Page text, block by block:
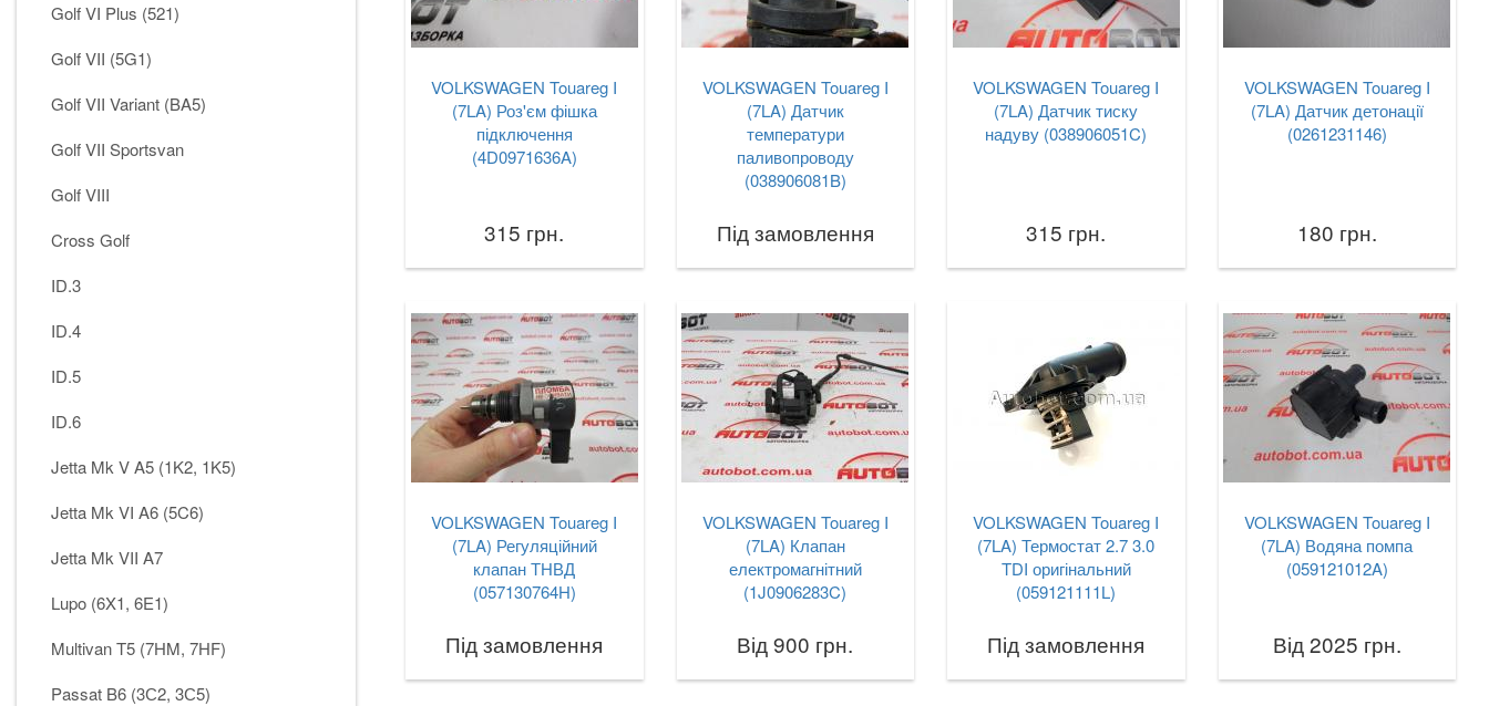
Golf VI Plus (521)
Golf VII (5G1)
Golf VII Variant (BA5)
Golf VII Sportsvan
Golf VIII
Cross Golf
ID.3
ID.4
ID.5
ID.6
Jetta Mk V A5 (1K2, 1K5)
Jetta Mk VI A6 (5C6)
Jetta Mk VII A7
Lupo (6X1, 6E1)
Multivan T5 (7HM, 7HF)
Passat B6 (3С2, 3С5)
VOLKSWAGEN Touareg I
(7LA) Роз'єм фішка
підключення
(4D0971636A)
315 грн.
VOLKSWAGEN Touareg I
(7LA) Датчик
температури
паливопроводу
(038906081B)
Під замовлення
VOLKSWAGEN Touareg I
(7LA) Датчик тиску
надуву (038906051C)
315 грн.
VOLKSWAGEN Touareg I
(7LA) Датчик детонації
(0261231146)
180 грн.
VOLKSWAGEN Touareg I
(7LA) Регуляційний
клапан ТНВД
(057130764H)
Під замовлення
VOLKSWAGEN Touareg I
(7LA) Клапан
електромагнітний
(1J0906283C)
Від 900 грн.
VOLKSWAGEN Touareg I
(7LA) Термостат 2.7 3.0
TDI оригінальний
(059121111L)
Під замовлення
VOLKSWAGEN Touareg I
(7LA) Водяна помпа
(059121012A)
Від 2025 грн.